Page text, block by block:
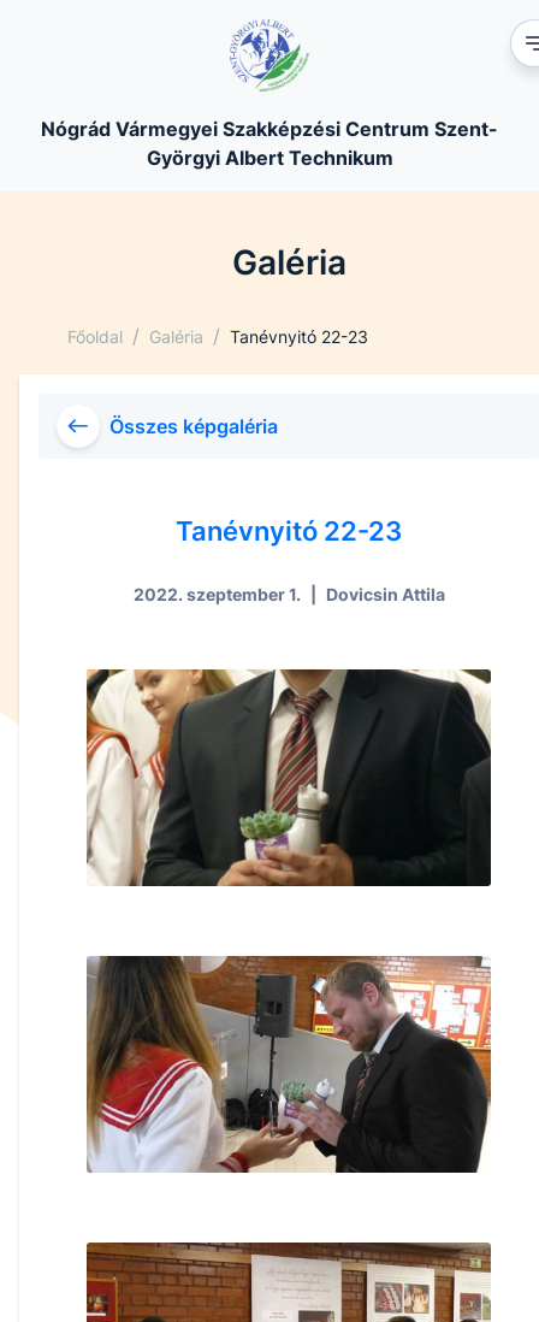
Nógrád Vármegyei Szakképzési Centrum Szent-
Györgyi Albert Technikum
Galéria
Főoldal / Galéria / Tanévnyitó 22-23
Összes képgaléria
Tanévnyitó 22-23
2022. szeptember 1. Dovicsin Attila